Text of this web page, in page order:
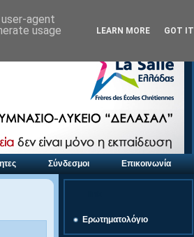
Σύνδεσμοι Επικοινωνία
Ερωτηματολόγιο
agent
usage
LEARN MORE GOT IT